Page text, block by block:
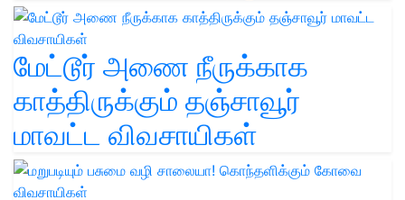
மேட்டூர் அணை நீருக்காக
காத்திருக்கும் தஞ்சாவூர்
மாவட்ட விவசாயிகள்